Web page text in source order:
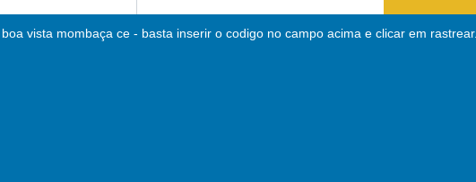
vista mombaça ce - basta inserir o codigo no campo acima e clicar em rastrear.